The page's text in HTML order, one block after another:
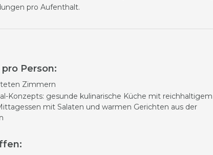
pro Aufenthalt.
Person:
Zimmern
Konzepts: gesunde kulinarische Küche mit reichhaltigem
mit Salaten und warmen Gerichten aus der